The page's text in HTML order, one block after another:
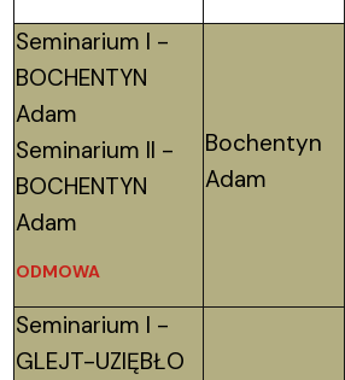
Seminarium I -
BOCHENTYN
Adam
Seminarium II -
BOCHENTYN
Adam
ODMOWA
Bochentyn
Adam
Seminarium I -
GLEJT-UZIĘBŁO